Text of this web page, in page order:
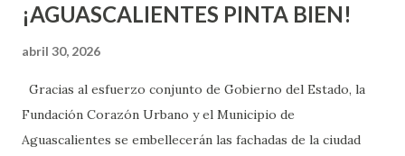
¡AGUASCALIENTES PINTA BIEN!
abril 30, 2026
Gracias al esfuerzo conjunto de Gobierno del Estado, la
Fundación Corazón Urbano y el Municipio de
Aguascalientes se embellecerán las fachadas de la ciudad